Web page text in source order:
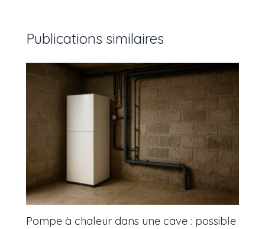
Publications similaires
Pompe à chaleur dans une cave : possible